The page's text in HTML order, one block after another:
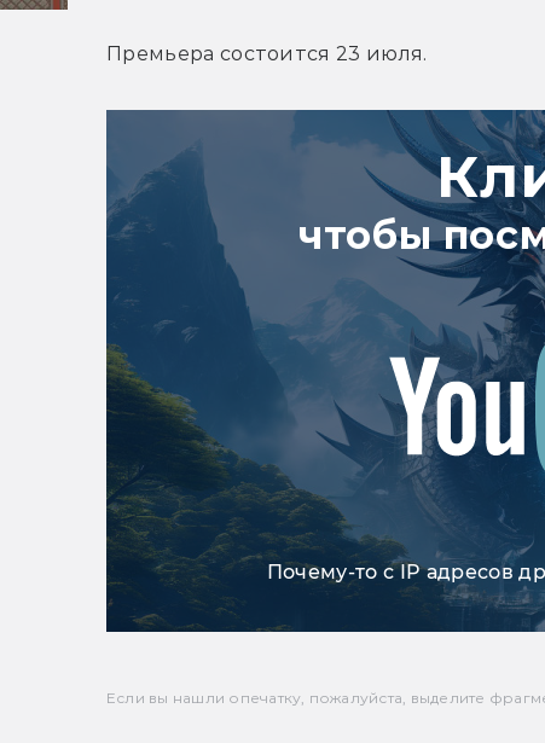
Премьера состоится 23 июля.
чтобы
Почему-то с IP адресов
Если вы нашли опечатку, пожалуйста, выделите